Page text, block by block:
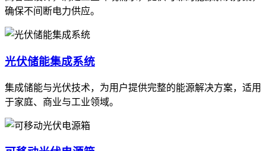
确保不间断电力供应。
光伏储能集成系统
集成储能与光伏技术，为用户提供完整的能源解决方案，适用
于家庭、商业与工业领域。